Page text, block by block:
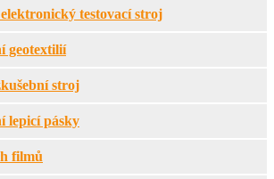
testovací stroj
geotextilií
stroj
lepicí pásky
filmů